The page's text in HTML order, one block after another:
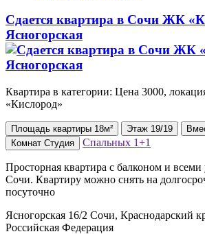
Сдается квартира в Сочи ЖК
Ясногорская
Квартира в категории: Цена 3000,
«Кислород»
Площадь квартиры 18м² Этаж 19/19
Комнат Студия Спальных 1+1
Просторная квартира с балконом и всеми
Сочи. Квартиру можно снять на
посуточно
Ясногорская 16/2 Сочи, Краснодарский
Российская Федерация